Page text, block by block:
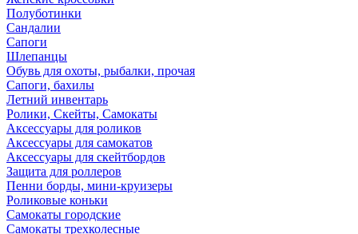
Полуботинки
Сандалии
Сапоги
Шлепанцы
Обувь для охоты, рыбалки, прочая
Сапоги, бахилы
Летний инвентарь
Ролики, Скейты, Самокаты
Аксессуары для роликов
Аксессуары для самокатов
Аксессуары для скейтбордов
Защита для роллеров
Пенни борды, мини-круизеры
Роликовые коньки
Самокаты городские
Самокаты трехколесные